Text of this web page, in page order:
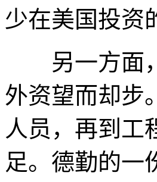
少在美国投资
另一方面，
外资望而却步
人员，再到工
足。德勤的一